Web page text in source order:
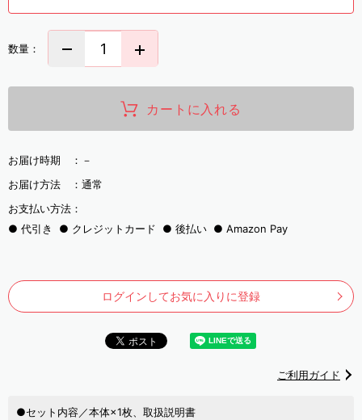
数量：
カートに入れる
お届け時期 ： －
お届け方法 ： 通常
お支払い方法：
代引き
クレジットカード 後払い Amazon Pay
ログインしてお気に入りに登録
ご利用ガイド
●セット内容／本体×1枚、取扱説明書